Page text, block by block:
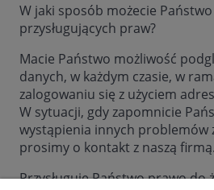
W jaki sposób możecie
przysługujących praw?
Macie Państwo możliwość
danych, w każdym czasie, w
zalogowaniu się z użyciem
W sytuacji, gdy zapomnicie
wystąpienia innych problemów
prosimy o kontakt z naszą firmą.
Przysługuje Państwo prawo